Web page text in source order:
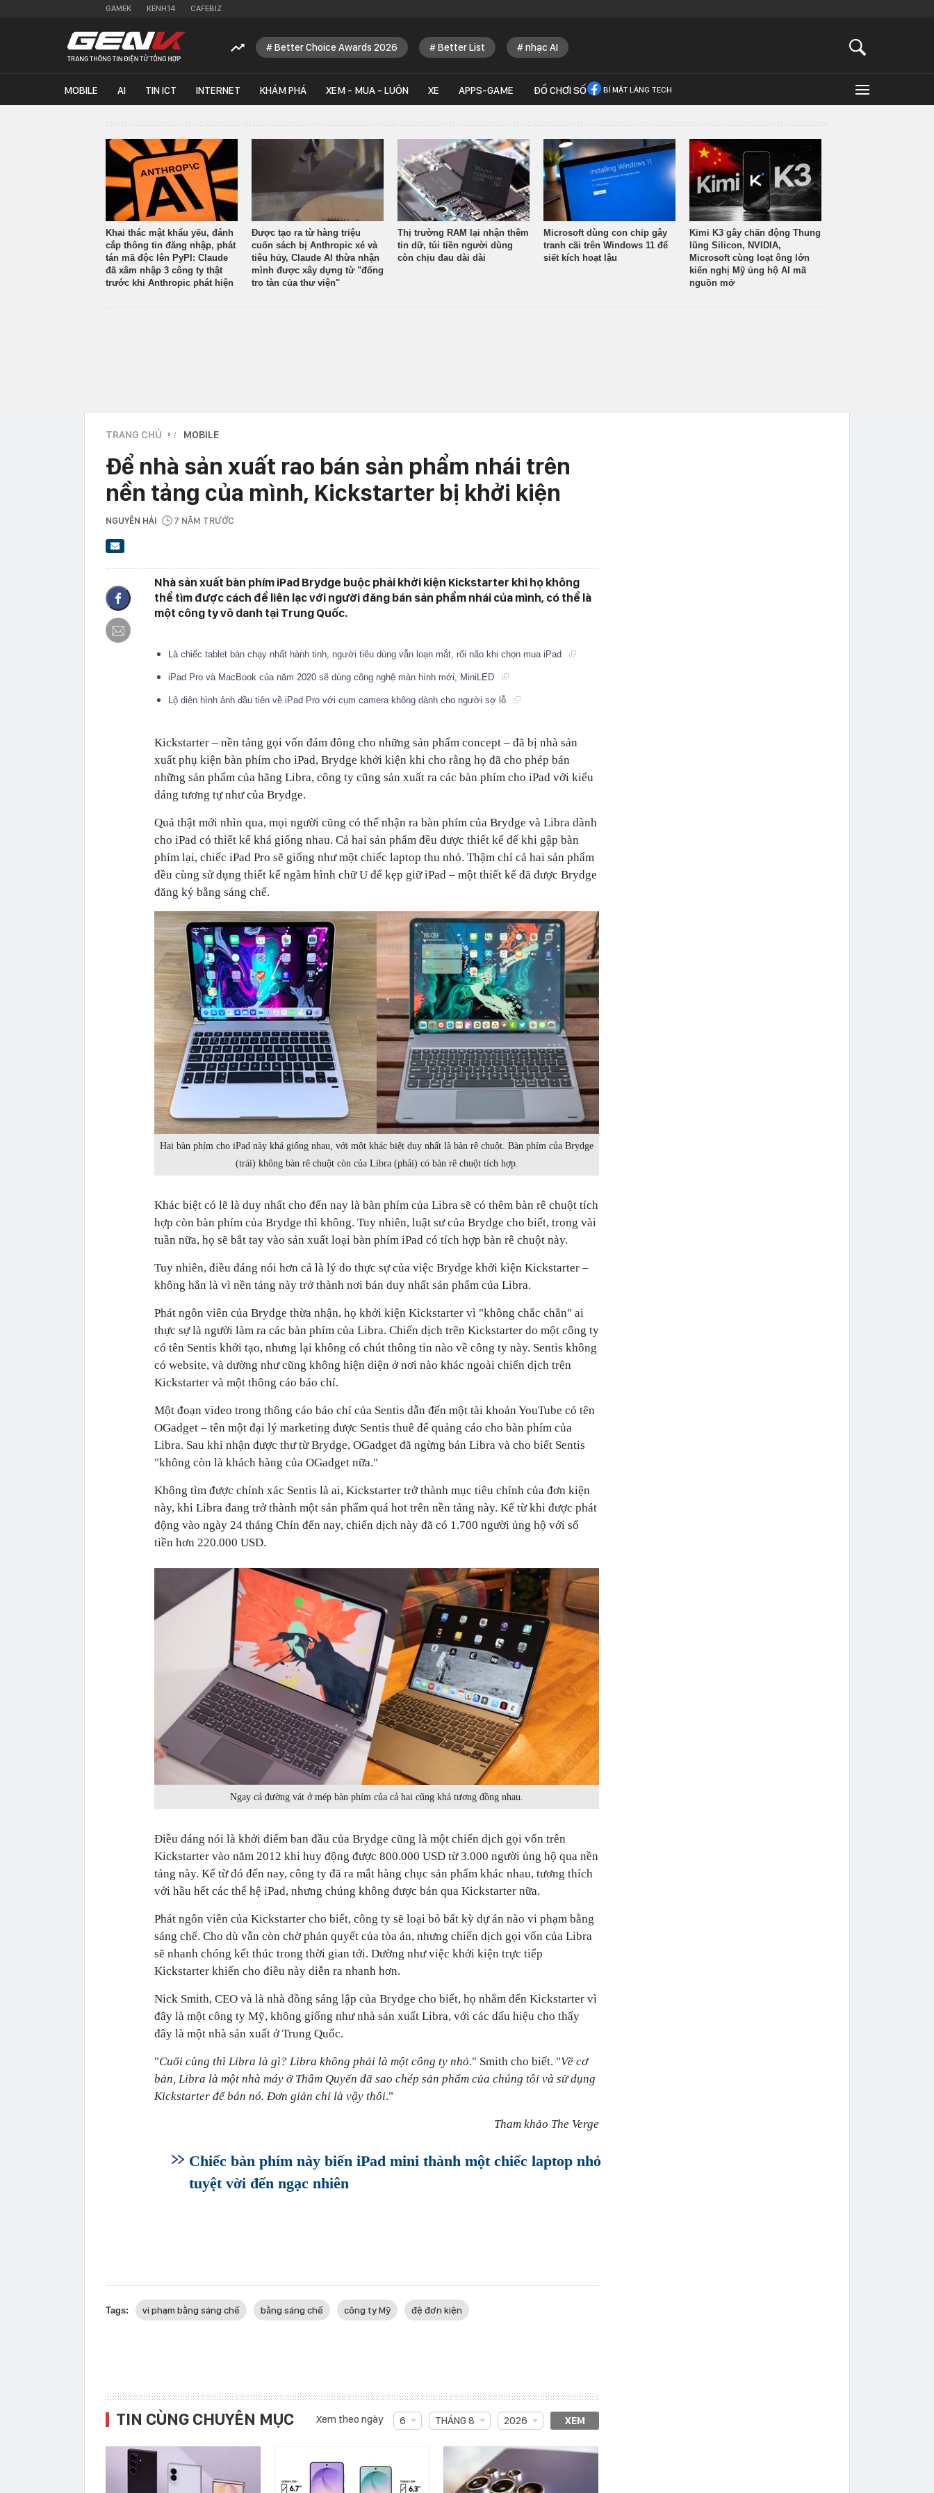
GAMEK KENH14 CAFEBIZ
Better Choice Awards 2026 Better List nhạc AI
MOBILE AI TIN ICT INTERNET KHÁM PHÁ XEM - MUA - LUÔN XE APPS-GAME ĐỒ CHƠI SỐ BÍ MẬT LÀNG TECH
Khai thác mật khẩu yếu, đánh
cắp thông tin đăng nhập, phát
tán mã độc lên PyPI: Claude
đã xâm nhập 3 công ty thật
trước khi Anthropic phát hiện
Được tạo ra từ hàng triệu
cuốn sách bị Anthropic xé và
tiêu hủy, Claude AI thừa nhận
mình được xây dựng từ "đống
tro tàn của thư viện"
Thị trường RAM lại nhận thêm
tin dữ, túi tiền người dùng
còn chịu đau dài dài
Microsoft dùng con chip gây
tranh cãi trên Windows 11 để
siết kích hoạt lậu
Kimi K3 gây chấn động Thung
lũng Silicon, NVIDIA,
Microsoft cùng loạt ông lớn
kiến nghị Mỹ ủng hộ AI mã
nguồn mở
TRANG CHỦ › MOBILE
Để nhà sản xuất rao bán sản phẩm nhái trên
nền tảng của mình, Kickstarter bị khởi kiện
NGUYỄN HẢI 7 NĂM TRƯỚC
Nhà sản xuất bàn phím iPad Brydge buộc phải khởi kiện Kickstarter khi họ không
thể tìm được cách để liên lạc với người đăng bán sản phẩm nhái của mình, có thể là
một công ty vô danh tại Trung Quốc.
Là chiếc tablet bán chạy nhất hành tinh, người tiêu dùng vẫn loạn mắt, rối não khi chọn mua iPad
iPad Pro và MacBook của năm 2020 sẽ dùng công nghệ màn hình mới, MiniLED
Lộ diện hình ảnh đầu tiên về iPad Pro với cụm camera không dành cho người sợ lỗ
Kickstarter – nền tảng gọi vốn đám đông cho những sản phẩm concept – đã bị nhà sản
xuất phụ kiện bàn phím cho iPad, Brydge khởi kiện khi cho rằng họ đã cho phép bán
những sản phẩm của hãng Libra, công ty cũng sản xuất ra các bàn phím cho iPad với kiểu
dáng tương tự như của Brydge.
Quả thật mới nhìn qua, mọi người cũng có thể nhận ra bàn phím của Brydge và Libra dành
cho iPad có thiết kế khá giống nhau. Cả hai sản phẩm đều được thiết kế để khi gập bàn
phím lại, chiếc iPad Pro sẽ giống như một chiếc laptop thu nhỏ. Thậm chí cả hai sản phẩm
đều cùng sử dụng thiết kế ngàm hình chữ U để kẹp giữ iPad – một thiết kế đã được Brydge
đăng ký bằng sáng chế.
Hai bàn phím cho iPad này khá giống nhau, với một khác biệt duy nhất là bàn rê chuột. Bàn phím của Brydge
(trái) không bàn rê chuột còn của Libra (phải) có bàn rê chuột tích hợp.
Khác biệt có lẽ là duy nhất cho đến nay là bàn phím của Libra sẽ có thêm bàn rê chuột tích
hợp còn bàn phím của Brydge thì không. Tuy nhiên, luật sư của Brydge cho biết, trong vài
tuần nữa, họ sẽ bắt tay vào sản xuất loại bàn phím iPad có tích hợp bàn rê chuột này.
Tuy nhiên, điều đáng nói hơn cả là lý do thực sự của việc Brydge khởi kiện Kickstarter –
không hẳn là vì nền tảng này trở thành nơi bán duy nhất sản phẩm của Libra.
Phát ngôn viên của Brydge thừa nhận, họ khởi kiện Kickstarter vì "không chắc chắn" ai
thực sự là người làm ra các bàn phím của Libra. Chiến dịch trên Kickstarter do một công ty
có tên Sentis khởi tạo, nhưng lại không có chút thông tin nào về công ty này. Sentis không
có website, và dường như cũng không hiện diện ở nơi nào khác ngoài chiến dịch trên
Kickstarter và một thông cáo báo chí.
Một đoạn video trong thông cáo báo chí của Sentis dẫn đến một tài khoản YouTube có tên
OGadget – tên một đại lý marketing được Sentis thuê để quảng cáo cho bàn phím của
Libra. Sau khi nhận được thư từ Brydge, OGadget đã ngừng bán Libra và cho biết Sentis
"không còn là khách hàng của OGadget nữa."
Không tìm được chính xác Sentis là ai, Kickstarter trở thành mục tiêu chính của đơn kiện
này, khi Libra đang trở thành một sản phẩm quá hot trên nền tảng này. Kể từ khi được phát
động vào ngày 24 tháng Chín đến nay, chiến dịch này đã có 1.700 người ủng hộ với số
tiền hơn 220.000 USD.
Ngay cả đường vát ở mép bàn phím của cả hai cũng khá tương đồng nhau.
Điều đáng nói là khởi điểm ban đầu của Brydge cũng là một chiến dịch gọi vốn trên
Kickstarter vào năm 2012 khi huy động được 800.000 USD từ 3.000 người ủng hộ qua nền
tảng này. Kể từ đó đến nay, công ty đã ra mắt hàng chục sản phẩm khác nhau, tương thích
với hầu hết các thế hệ iPad, nhưng chúng không được bán qua Kickstarter nữa.
Phát ngôn viên của Kickstarter cho biết, công ty sẽ loại bỏ bất kỳ dự án nào vi phạm bằng
sáng chế. Cho dù vẫn còn chờ phán quyết của tòa án, nhưng chiến dịch gọi vốn của Libra
sẽ nhanh chóng kết thúc trong thời gian tới. Dường như việc khởi kiện trực tiếp
Kickstarter khiến cho điều này diễn ra nhanh hơn.
Nick Smith, CEO và là nhà đồng sáng lập của Brydge cho biết, họ nhắm đến Kickstarter vì
đây là một công ty Mỹ, không giống như nhà sản xuất Libra, với các dấu hiệu cho thấy
đây là một nhà sản xuất ở Trung Quốc.
"Cuối cùng thì Libra là gì? Libra không phải là một công ty nhỏ." Smith cho biết. "Về cơ
bản, Libra là một nhà máy ở Thâm Quyến đã sao chép sản phẩm của chúng tôi và sử dụng
Kickstarter để bán nó. Đơn giản chỉ là vậy thôi."
Tham khảo The Verge
Chiếc bàn phím này biến iPad mini thành một chiếc laptop nhỏ
tuyệt vời đến ngạc nhiên
Tags: vi phạm bằng sáng chế bằng sáng chế công ty Mỹ đệ đơn kiện
TIN CÙNG CHUYÊN MỤC Xem theo ngày 6 THÁNG 8 2026 XEM